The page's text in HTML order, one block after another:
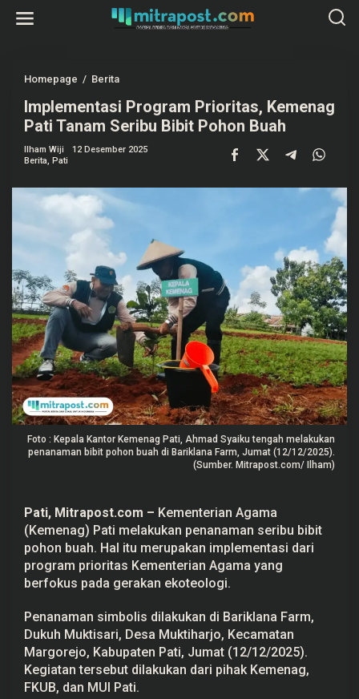
Homepage / Berita
p
l
e
e
a
s
g
a
m
P
r
i
r
i
t
a
s
,
K
e
m
P
t
T
a
n
S
r
i
b
u
B
Implementasi Program Prioritas, Kemenag
Pati Tanam Seribu Bibit Pohon Buah
Ilham Wiji
12 Desember 2025
Berita, Pati
Foto : Kepala Kantor Kemenag Pati, Ahmad Syaiku tengah melakukan
penanaman bibit pohon buah di Bariklana Farm, Jumat (12/12/2025).
(Sumber. Mitrapost.com/ Ilham)
Pati, Mitrapost.com – Kementerian Agama
(Kemenag) Pati melakukan penanaman seribu bibit
pohon buah. Hal itu merupakan implementasi dari
program prioritas Kementerian Agama yang
berfokus pada gerakan ekoteologi.
Penanaman simbolis dilakukan di Bariklana Farm,
Dukuh Muktisari, Desa Muktiharjo, Kecamatan
Margorejo, Kabupaten Pati, Jumat (12/12/2025).
Kegiatan tersebut dilakukan dari pihak Kemenag,
FKUB, dan MUI Pati.